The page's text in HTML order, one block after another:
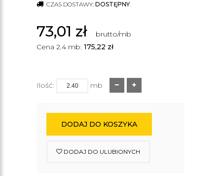
CZAS DOSTAWY: DOSTĘPNY
73,01 zł
brutto/mb
Cena 2.4 mb: 175,22 zł
Ilość: mb
DODAJ DO KOSZYKA
DODAJ DO ULUBIONYCH